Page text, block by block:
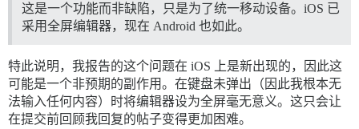
这是一个功能而非缺陷，只是为了统一移动设备。iOS 已
采用全屏编辑器，现在 Android 也如此。
特此说明，我报告的这个问题在 iOS 上是新出现的，因此这
可能是一个非预期的副作用。在键盘未弹出（因此我根本无
法输入任何内容）时将编辑器设为全屏毫无意义。这只会让
在提交前回顾我回复的帖子变得更加困难。